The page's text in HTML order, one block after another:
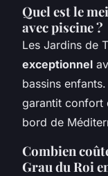
Quel est le
avec piscine ?
Les Jardins de
exceptionnel
bassins
garantit confort
bord de
Combien
Grau du Roi